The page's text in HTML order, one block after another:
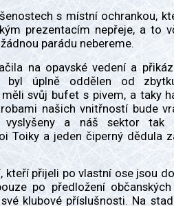
s místní ochrankou,
prezentacím nepřeje, a to
parádu nebereme.
na opavské vedení a
byl úplně oddělen od
svůj bufet s pivem, a taky
našich vnitřností bude
vyslyšeny a náš sektor tak
Toiky a jeden čiperný dědula
kteří přijeli po vlastní ose jsou
po předložení
klubové příslušnosti. Na